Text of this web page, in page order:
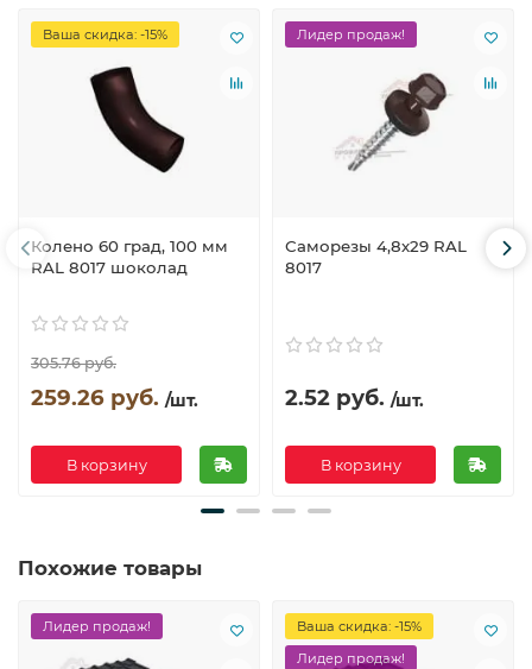
Ваша скидка: -15%
Колено 60 град, 100 мм
RAL 8017 шоколад
305.76 руб.
259.26 руб. /шт.
В корзину
Лидер продаж!
Саморезы 4,8х29 RAL
8017
2.52 руб. /шт.
В корзину
Похожие товары
Лидер продаж!
Ваша скидка: -15%
Лидер продаж!